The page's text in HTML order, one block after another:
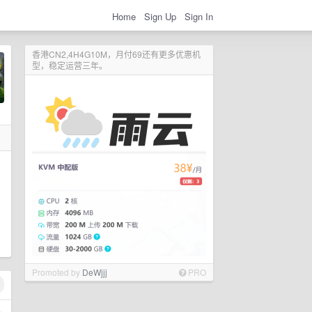
Home Sign Up Sign In
香港CN2,4H4G10M，月付69还有更多优惠机
型，稳定运营三年。
Promoted by DeWjjj PRO